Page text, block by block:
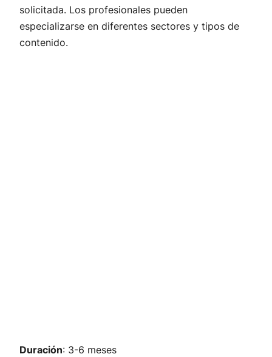
solicitada. Los profesionales pueden
especializarse en diferentes sectores y tipos de
contenido.
Duración: 3-6 meses